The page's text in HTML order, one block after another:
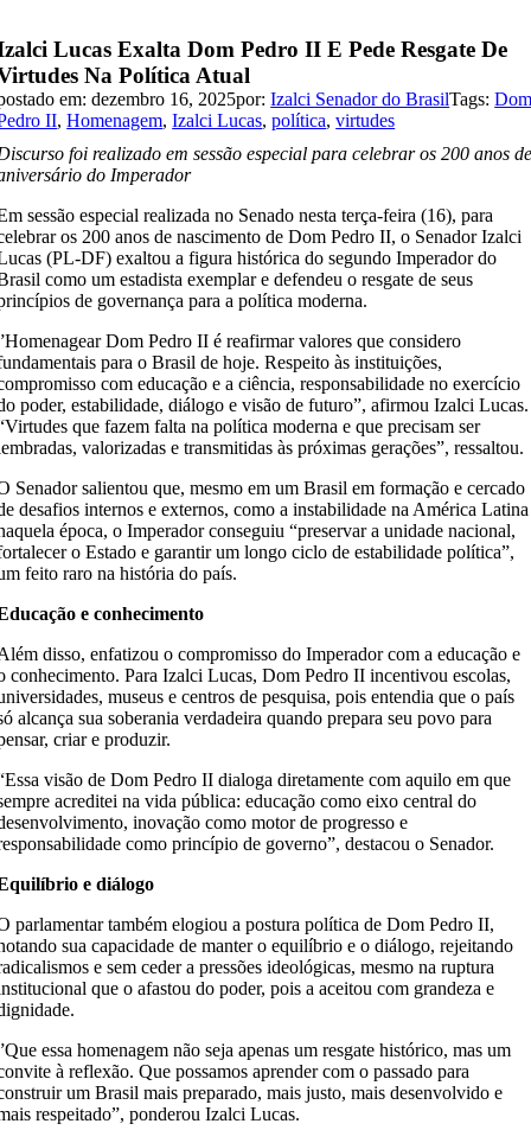
Lucas Exalta Dom Pedro II E Pede Resgate De
Na Política Atual
em: dezembro 16, 2025por:Izalci Senador do BrasilTags:
II,Homenagem,Izalci Lucas,política,virtudes
foi realizado em sessão especial para celebrar os 200 anos
do Imperador
sessão especial realizada no Senado nesta terça-feira (16), para
os 200 anos de nascimento de Dom Pedro II, o Senador Izalci
(PL-DF) exaltou a figura histórica do segundo Imperador do
como um estadista exemplar e defendeu o resgate de seus
de governança para a política moderna.
Dom Pedro II é reafirmar valores que considero
para o Brasil de hoje. Respeito às instituições,
com educação e a ciência, responsabilidade no exercício
poder, estabilidade, diálogo e visão de futuro”, afirmou Izalci Lucas.
que fazem falta na política moderna e que precisam ser
valorizadas e transmitidas às próximas gerações”, ressaltou.
Senador salientou que, mesmo em um Brasil em formação e cercado
desafios internos e externos, como a instabilidade na América Latina
época, o Imperador conseguiu “preservar a unidade nacional,
o Estado e garantir um longo ciclo de estabilidade política”,
feito raro na história do país.
e conhecimento
disso, enfatizou o compromisso do Imperador com a educação e
conhecimento. Para Izalci Lucas, Dom Pedro II incentivou escolas,
museus e centros de pesquisa, pois entendia que o país
alcança sua soberania verdadeira quando prepara seu povo para
criar e produzir.
visão de Dom Pedro II dialoga diretamente com aquilo em que
acreditei na vida pública: educação como eixo central do
inovação como motor de progresso e
como princípio de governo”, destacou o Senador.
e diálogo
parlamentar também elogiou a postura política de Dom Pedro II,
sua capacidade de manter o equilíbrio e o diálogo, rejeitando
e sem ceder a pressões ideológicas, mesmo na ruptura
que o afastou do poder, pois a aceitou com grandeza e
essa homenagem não seja apenas um resgate histórico, mas um
à reflexão. Que possamos aprender com o passado para
um Brasil mais preparado, mais justo, mais desenvolvido e
respeitado”, ponderou Izalci Lucas.